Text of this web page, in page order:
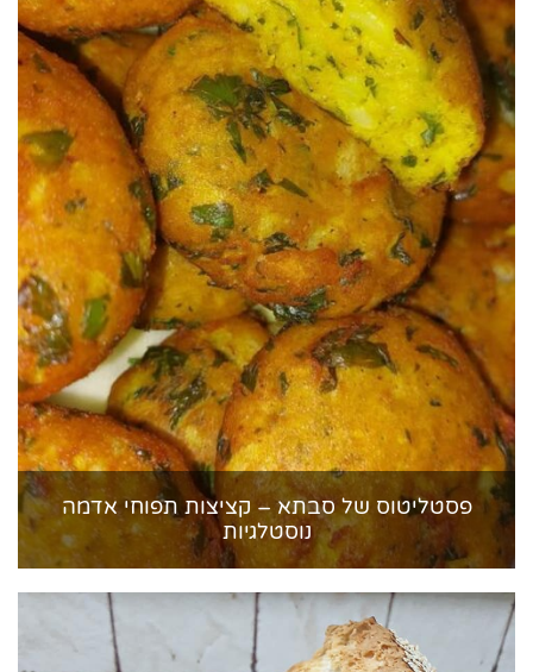
פסטליטוס של סבתא – קציצות תפוחי אדמה
נוסטלגיות